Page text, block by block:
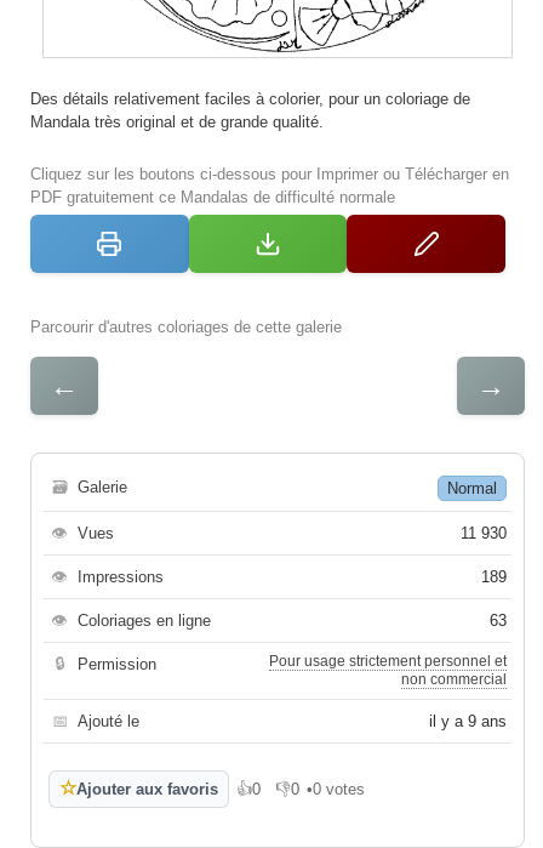
Des détails relativement faciles à colorier, pour un coloriage de
Mandala très original et de grande qualité.
Cliquez sur les boutons ci-dessous pour Imprimer ou Télécharger en
PDF gratuitement ce Mandalas de difficulté normale
Parcourir d'autres coloriages de cette galerie
← →
🗃 Galerie Normal
👁 Vues 11 930
👁 Impressions 189
👁 Coloriages en ligne 63
🔒 Permission
Pour usage strictement personnel et
non commercial
📅 Ajouté le il y a 9 ans
☆Ajouter aux favoris 👍0
J'aime 👎0
Je n'aime pas
•0 votes